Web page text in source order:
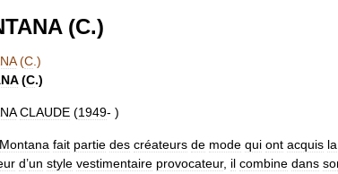
(C.)
(C .)
(C.)
CLAUDE (1949- )
Montana fait partie des créateurs de mode qui ont acquis la
d’un style vestimentaire provocateur, il combine dans